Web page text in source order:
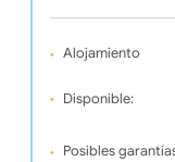
Alojamiento
Disponible:
Posibles